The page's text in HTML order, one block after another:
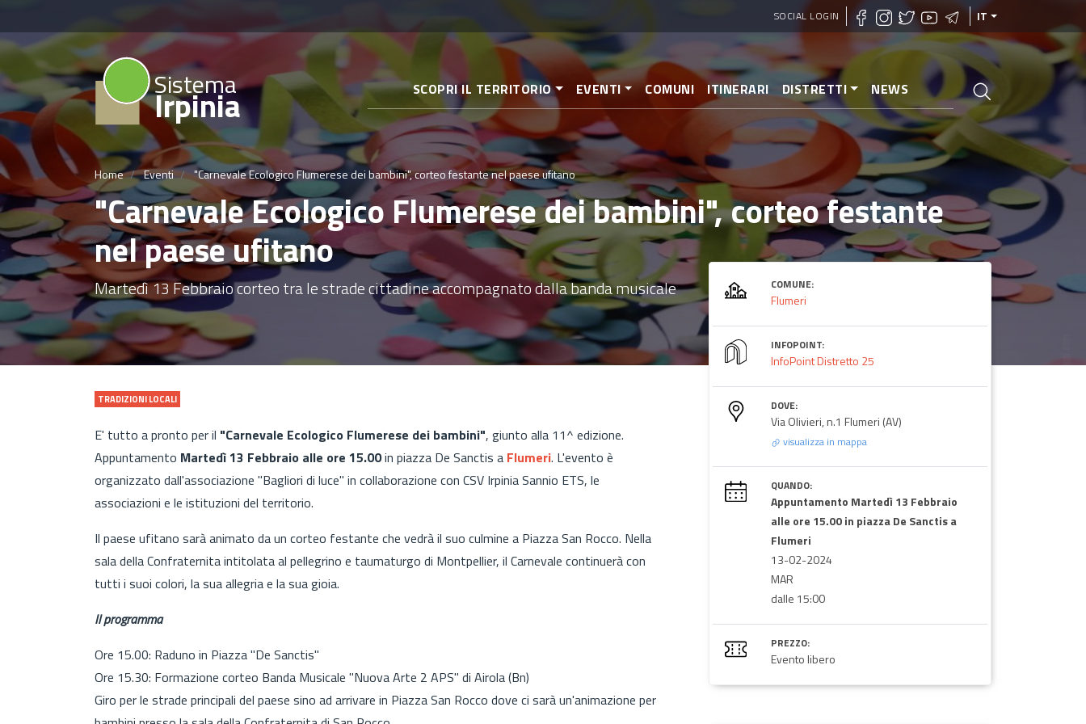
al
contenuto
principale
SOCIAL LOGIN IT
Sistema
Irpinia SCOPRI IL TERRITORIO EVENTI COMUNI ITINERARI DISTRETTI NEWS
Home Eventi "Carnevale Ecologico Flumerese dei bambini", corteo festante nel paese ufitano
"Carnevale Ecologico Flumerese dei bambini", corteo festante
nel paese ufitano
Martedì 13 Febbraio corteo tra le strade cittadine accompagnato dalla banda musicale
TRADIZIONI LOCALI
E' tutto a pronto per il "Carnevale Ecologico Flumerese dei bambini", giunto alla 11^ edizione.
Appuntamento Martedì 13 Febbraio alle ore 15.00in piazza De Sanctis a Flumeri. L'evento è
organizzato dall'associazione "Bagliori di luce" in collaborazione con CSV Irpinia Sannio ETS, le
associazioni e le istituzioni del territorio.
Il paese ufitano sarà animato da un corteo festante che vedrà il suo culmine a Piazza San Rocco. Nella
sala della Confraternita intitolata al pellegrino e taumaturgo di Montpellier, il Carnevale continuerà con
tutti i suoi colori, la sua allegria e la sua gioia.
Il programma
Ore 15.00: Raduno in Piazza "De Sanctis"
Ore 15.30: Formazione corteo Banda Musicale "Nuova Arte 2 APS" di Airola (Bn)
Giro per le strade principali del paese sino ad arrivare in Piazza San Rocco dove ci sarà un'animazione per
COMUNE:
Flumeri
INFOPOINT:
InfoPoint Distretto 25
DOVE:
Via Olivieri, n.1 Flumeri (AV)
visualizza in mappa
QUANDO:
Appuntamento Martedì 13 Febbraio
alle ore 15.00 in piazza De Sanctis a
Flumeri
13-02-2024
MAR
dalle 15:00
PREZZO:
Evento libero